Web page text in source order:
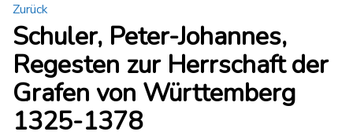
Zurück
Schuler, Peter-Johannes,
Regesten zur Herrschaft der
Grafen von Württemberg
1325-1378